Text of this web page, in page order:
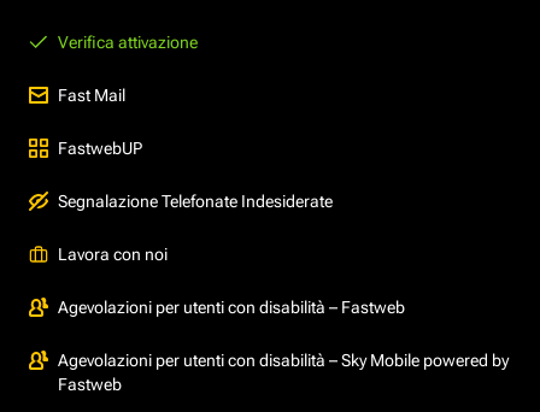
Verifica attivazione
Fast Mail
FastwebUP
Segnalazione Telefonate Indesiderate
Lavora con noi
Agevolazioni per utenti con disabilità – Fastweb
Agevolazioni per utenti con disabilità – Sky Mobile powered by
Fastweb